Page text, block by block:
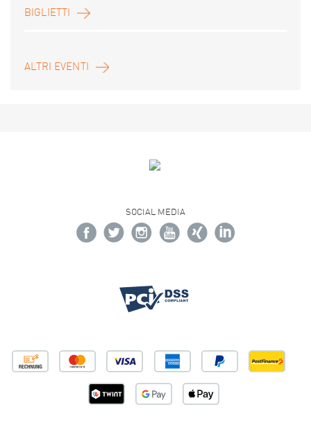
BIGLIETTI
ALTRI EVENTI
SOCIAL MEDIA